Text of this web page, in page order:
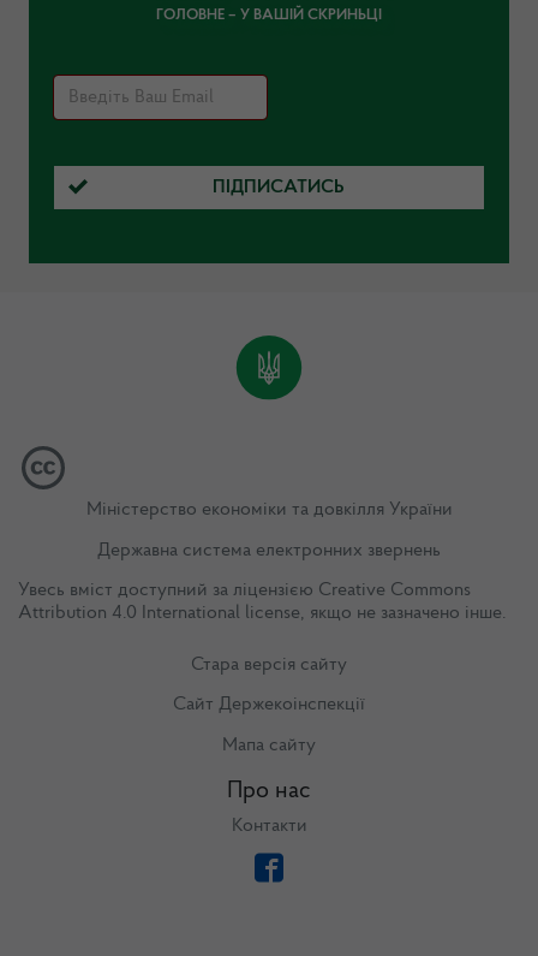
ГОЛОВНЕ – У ВАШІЙ СКРИНЬЦІ
ПІДПИСАТИСЬ
Міністерство економіки та довкілля України
Державна система електронних звернень
Увесь вміст доступний за ліцензією Creative Commons
Attribution 4.0 International license, якщо не зазначено інше.
Стара версія сайту
Сайт Держекоінспекції
Мапа сайту
Про нас
Контакти